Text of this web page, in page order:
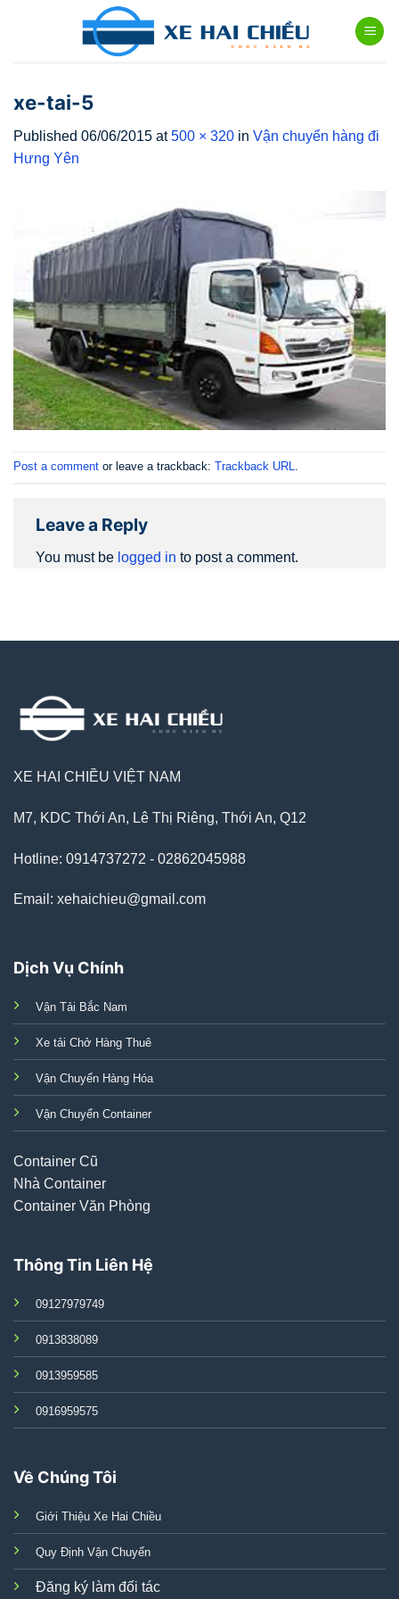
xe-tai-5
Published 06/06/2015 at500 × 320 in Vận chuyển hàng đi
Hưng Yên
Post a comment or leave a trackback: Trackback URL.
Leave a Reply
You must be logged in to post a comment.
XE HAI CHIỀU VIỆT NAM
M7, KDC Thới An, Lê Thị Riêng, Thới An, Q12
Hotline: 0914737272 - 02862045988
Email: xehaichieu@gmail.com
Dịch Vụ Chính
Vận Tải Bắc Nam
Xe tải Chở Hàng Thuê
Vận Chuyển Hàng Hóa
Vận Chuyển Container
Container Cũ
Nhà Container
Container Văn Phòng
Thông Tin Liên Hệ
09127979749
0913838089
0913959585
0916959575
Về Chúng Tôi
Giới Thiệu Xe Hai Chiều
Quy Định Vận Chuyển
Đăng ký làm đối tác